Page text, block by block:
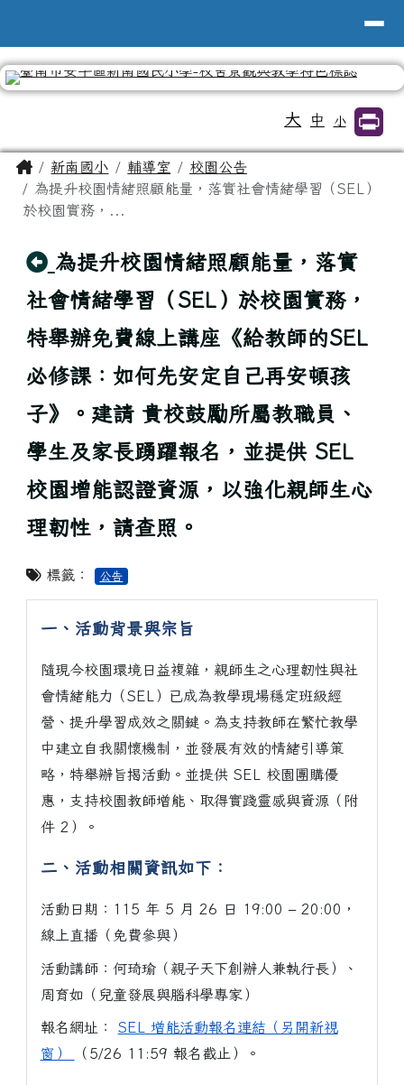
大 中 小
主內容區域
Home新南國小 輔導室
校園公告
為提升校園情緒照顧能量，落實社會情緒學習（SEL）
於校園實務，...
回上頁
為提升校園情緒照顧能量，落實
社會情緒學習（SEL）於校園實務，
特舉辦免費線上講座《給教師的SEL
必修課：如何先安定自己再安頓孩
子》。建請 貴校鼓勵所屬教職員、
學生及家長踴躍報名，並提供 SEL
校園增能認證資源，以強化親師生心
理韌性，請查照。
標籤： 公告
一、活動背景與宗旨
隨現今校園環境日益複雜，親師生之心理韌性與社
會情緒能力（SEL）已成為教學現場穩定班級經
營、提升學習成效之關鍵。為支持教師在繁忙教學
中建立自我關懷機制，並發展有效的情緒引導策
略，特舉辦旨揭活動。並提供 SEL 校園團購優
惠，支持校園教師增能、取得實踐靈感與資源（附
件 2）。
二、活動相關資訊如下：
活動日期：115 年 5 月 26 日 19:00 – 20:00，
線上直播（免費參與）
活動講師：何琦瑜（親子天下創辦人兼執行長）、
周育如（兒童發展與腦科學專家）
報名網址： SEL 增能活動報名連結（另開新視
窗）
（5/26 11:59 報名截止）。
頁尾區域